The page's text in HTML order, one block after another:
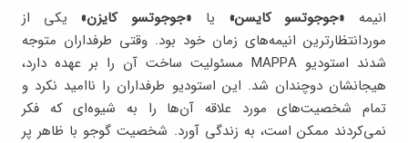
انیمه «جوجوتسو کایسن» یا «جوجوتسو کایزن» یکی از
موردانتظارترین انیمه‌های زمان خود بود. وقتی طرفداران متوجه
شدند استودیو MAPPA مسئولیت ساخت آن را بر عهده دارد،
هیجانشان دوچندان شد. این استودیو طرفداران را ناامید نکرد و
تمام شخصیت‌های مورد علاقه آن‌ها را به شیوه‌ای که فکر
نمی‌کردند ممکن است، به زندگی آورد. شخصیت گوجو با ظاهر پر